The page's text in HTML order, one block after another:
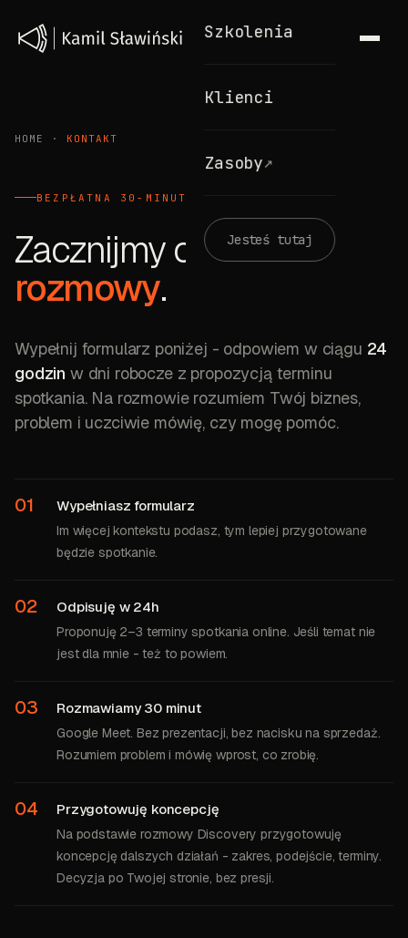
Szkolenia
Klienci
Zasoby↗
Jesteś tutaj
HOME · KONTAKT
BEZPŁATNA 30-MINUTOWA ROZMOWA
Zacznijmy od
rozmowy.
Wypełnij formularz poniżej - odpowiem w ciągu 24
godzin w dni robocze z propozycją terminu
spotkania. Na rozmowie rozumiem Twój biznes,
problem i uczciwie mówię, czy mogę pomóc.
01 Wypełniasz formularz
Im więcej kontekstu podasz, tym lepiej przygotowane
będzie spotkanie.
02 Odpisuję w 24h
Proponuję 2–3 terminy spotkania online. Jeśli temat nie
jest dla mnie - też to powiem.
03 Rozmawiamy 30 minut
Google Meet. Bez prezentacji, bez nacisku na sprzedaż.
Rozumiem problem i mówię wprost, co zrobię.
04 Przygotowuję koncepcję
Na podstawie rozmowy Discovery przygotowuję
koncepcję dalszych działań - zakres, podejście, terminy.
Decyzja po Twojej stronie, bez presji.